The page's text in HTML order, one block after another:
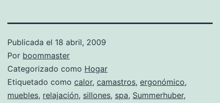
Publicada el 18 abril, 2009
Por boommaster
Categorizado como Hogar
Etiquetado como calor, camastros, ergonómico,
muebles, relajación, sillones, spa, Summerhuber,